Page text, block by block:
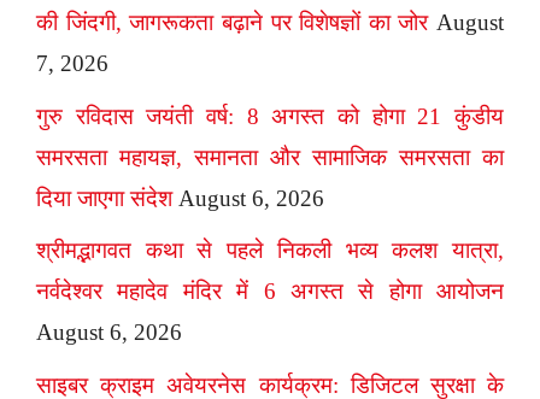
की जिंदगी, जागरूकता बढ़ाने पर विशेषज्ञों का जोर August
7, 2026
गुरु रविदास जयंती वर्ष: 8 अगस्त को होगा 21 कुंडीय
समरसता महायज्ञ, समानता और सामाजिक समरसता का
दिया जाएगा संदेश August 6, 2026
श्रीमद्भागवत कथा से पहले निकली भव्य कलश यात्रा,
नर्वदेश्वर महादेव मंदिर में 6 अगस्त से होगा आयोजन
August 6, 2026
साइबर क्राइम अवेयरनेस कार्यक्रम: डिजिटल सुरक्षा के